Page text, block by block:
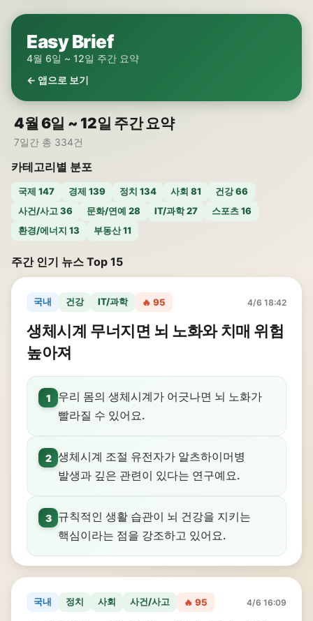
Easy Brief
4월 6일 ~ 12일 주간 요약
← 앱으로 보기
4월 6일 ~ 12일 주간 요약
7일간 총 334건
카테고리별 분포
국제 147 경제 139 정치 134 사회 81
건강 66
사건/사고 36
문화/연예 28 IT/과학 27
스포츠 16
환경/에너지 13
부동산 11
주간 인기 뉴스 Top 15
국내 건강 IT/과학 🔥 95 4/6 18:42
생체시계 무너지면 뇌 노화와 치매 위험
높아져
1
우리 몸의 생체시계가 어긋나면 뇌 노화가
빨라질 수 있어요.
2 생체시계 조절 유전자가 알츠하이머병
발생과 깊은 관련이 있다는 연구예요.
3
규칙적인 생활 습관이 뇌 건강을 지키는
핵심이라는 점을 강조하고 있어요.
국내 정치 사회 사건/사고 🔥 95 4/6 16:09